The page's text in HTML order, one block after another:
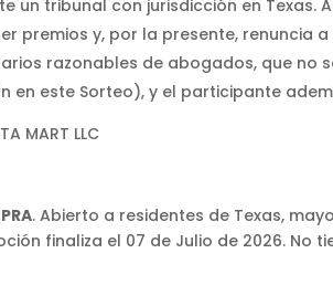
un tribunal con jurisdicción en
premios y, por la presente, renuncia
razonables de abogados, que
en este Sorteo), y el participante
MART LLC
. Abierto a residentes de Texas,
finaliza el 07 de Julio de 2026. No